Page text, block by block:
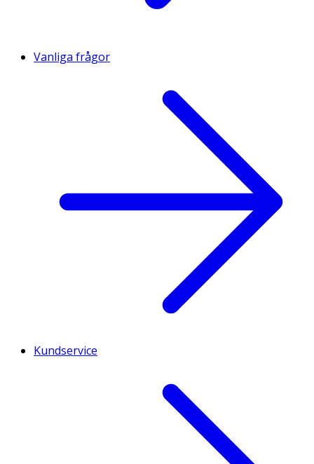
Vanliga frågor
Kundservice